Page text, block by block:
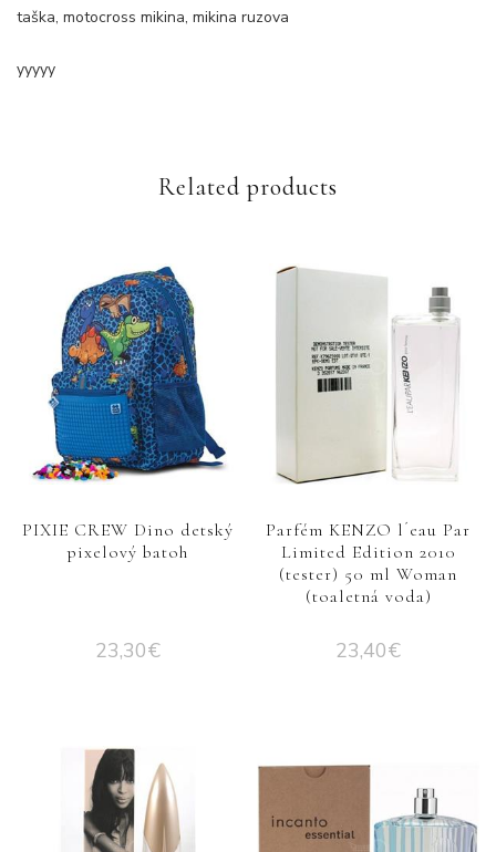
taška, motocross mikina, mikina ruzova
yyyyy
Related products
PIXIE CREW Dino detský
pixelový batoh
23,30€
Parfém KENZO l´eau Par
Limited Edition 2010
(tester) 50 ml Woman
(toaletná voda)
23,40€